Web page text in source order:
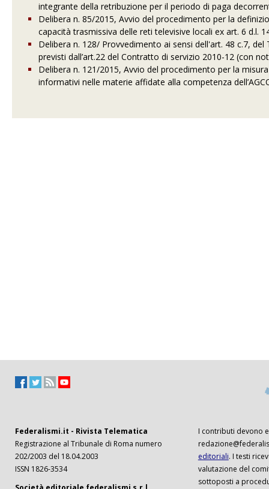
integrante della retribuzione per il periodo di paga
Delibera n. 85/2015, Avvio del procedimento per la
capacità trasmissiva delle reti televisive locali ex art. 6 d.l.
Delibera n. 128/ Provvedimento ai sensi dell'art. 48 c.7,
previsti dall’art.22 del Contratto di servizio 2010-12 (con
Delibera n. 121/2015, Avvio del procedimento per la
informativi nelle materie affidate alla competenza
Federalismi.it - Rivista Telematica
Registrazione al Tribunale di Roma numero
202/2003 del 18.04.2003
ISSN 1826-3534
I contributi devono
editoriali. I testi
valutazione del
sottoposti a